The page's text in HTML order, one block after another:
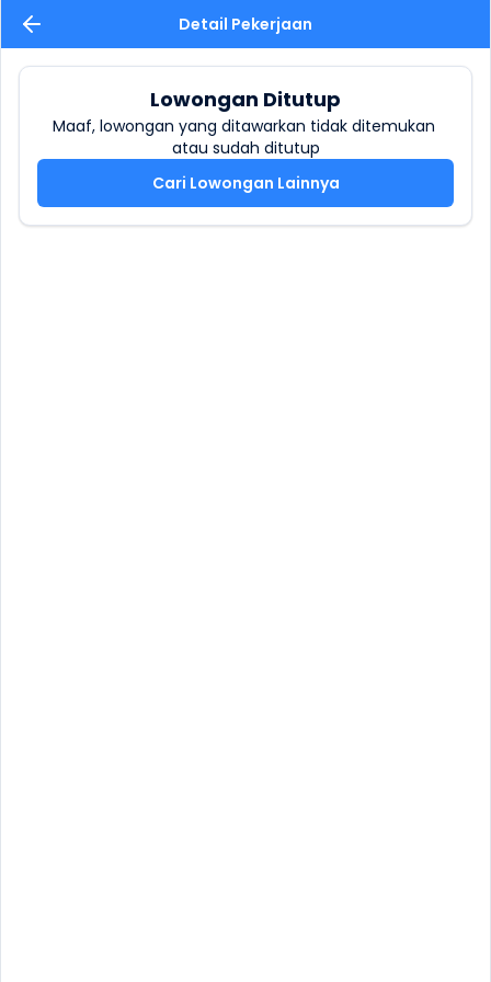
Detail Pekerjaan
Lowongan Ditutup
Maaf, lowongan yang ditawarkan tidak ditemukan
atau sudah ditutup
Cari Lowongan Lainnya